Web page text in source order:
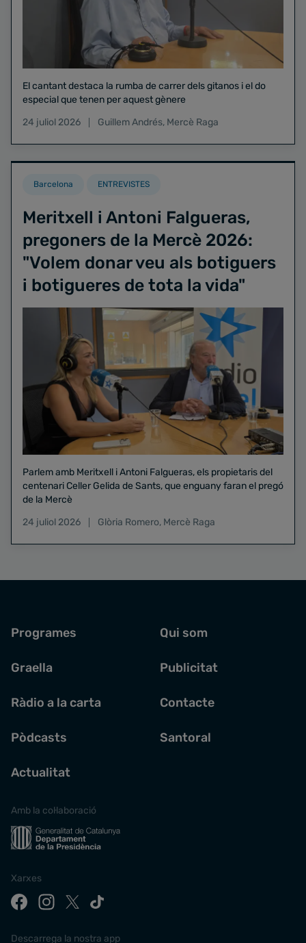
El cantant destaca la rumba de carrer dels gitanos i el do
especial que tenen per aquest gènere
24 juliol 2026
Guillem Andrés, Mercè Raga
Barcelona ENTREVISTES
Meritxell i Antoni Falgueras,
pregoners de la Mercè 2026:
"Volem donar veu als botiguers
i botigueres de tota la vida"
Parlem amb Meritxell i Antoni Falgueras, els propietaris del
centenari Celler Gelida de Sants, que enguany faran el pregó
de la Mercè
24 juliol 2026
Glòria Romero, Mercè Raga
Programes
Graella
Ràdio a la carta
Pòdcasts
Actualitat
Qui som
Publicitat
Contacte
Santoral
Amb la col·laboració
Xarxes
Descarrega la nostra app